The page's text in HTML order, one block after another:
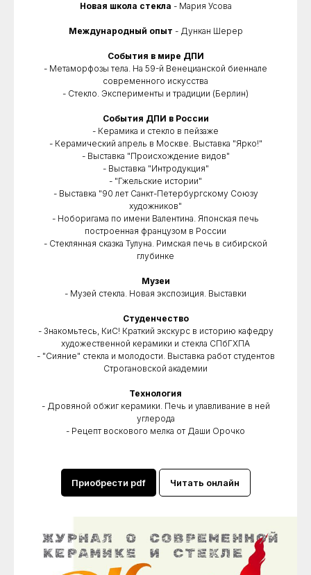
Новая школа стекла - Мария Усова
Международный опыт - Дункан Шерер
События в мире ДПИ
- Метаморфозы тела. На 59-й Венецианской биеннале
современного искусства
- Стекло. Эксперименты и традиции (Берлин)
События ДПИ в России
- Керамика и стекло в пейзаже
- Керамический апрель в Москве. Выставка "Ярко!"
- Выставка "Происхождение видов"
- Выставка "Интродукция"
- "Гжельские истории"
- Выставка "90 лет Санкт-Петербургскому Союзу
художников"
- Ноборигама по имени Валентина. Японская печь
построенная французом в России
- Стеклянная сказка Тулуна. Римская печь в сибирской
глубинке
Музеи
- Музей стекла. Новая экспозиция. Выставки
Студенчество
- Знакомьтесь, КиС! Краткий экскурс в историю кафедру
художественной керамики и стекла СПбГХПА
- "Сияние" стекла и молодости. Выставка работ студентов
Строгановской академии
Технология
- Дровяной обжиг керамики. Печь и улавливание в ней
углерода
- Рецепт воскового мелка от Даши Орочко
Приобрести pdf Читать онлайн